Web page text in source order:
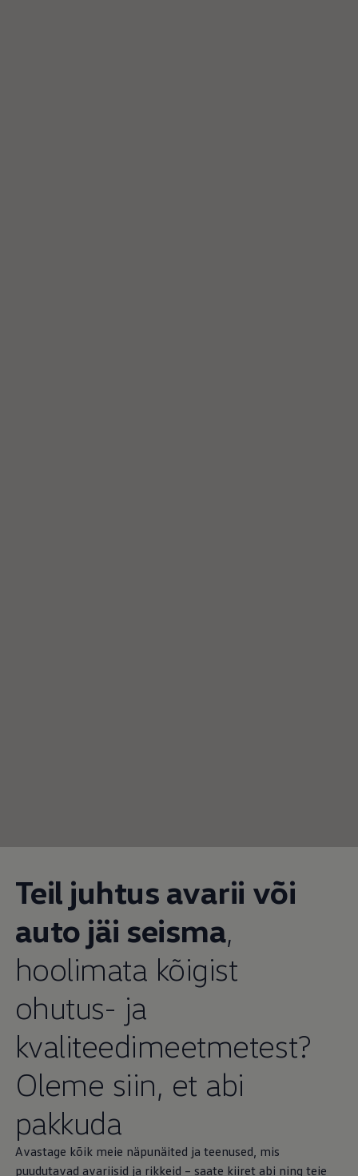
Teil juhtus avarii või
auto jäi seisma,
hoolimata kõigist
ohutus- ja
kvaliteedimeetmetest?
Oleme siin, et abi
pakkuda
Avastage kõik meie näpunäited ja teenused, mis
puudutavad avariisid ja rikkeid – saate kiiret abi ning teie